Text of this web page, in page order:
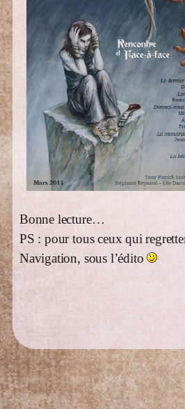
Bonne lecture…
PS : pour tous ceux qui
Navigation, sous l’édito